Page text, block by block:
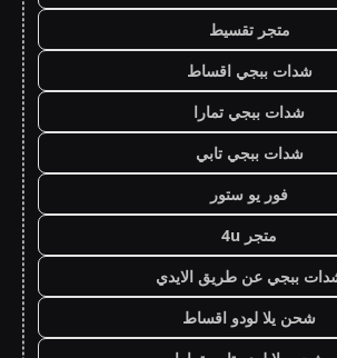
متجر تقسيط
شدات ببجي اقساط
شدات ببجي تمارا
شدات ببجي تابي
فور يو ستور
متجر 4u
ببجي عن طريق الايدي
شحن يلا لودو اقساط